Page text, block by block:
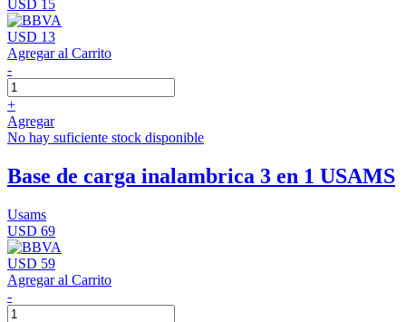
USD 15
USD 13
Agregar al Carrito
-
+
Agregar
No hay suficiente stock disponible
Base de carga inalambrica 3 en 1 USAMS
Usams
USD 69
USD 59
Agregar al Carrito
-